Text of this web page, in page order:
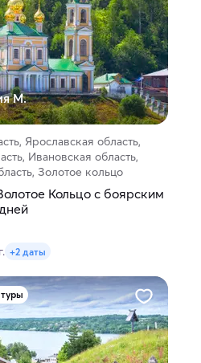
М.
Ярославская область,
Ивановская область,
Золотое кольцо
Кольцо с боярским
+2 даты